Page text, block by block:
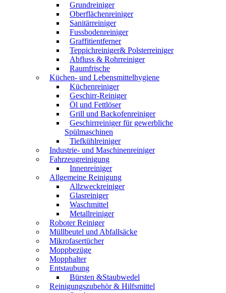
Grundreiniger
Oberflächenreiniger
Sanitärreiniger
Fussbodenreiniger
Graffitientferner
Teppichreiniger& Polsterreiniger
Abfluss & Rohrreiniger
Raumfrische
Küchen- und Lebensmittelhygiene
Küchenreiniger
Geschirr-Reiniger
Öl und Fettlöser
Grill und Backofenreiniger
Geschirrreiniger für gewerbliche
Spülmaschinen
Tiefkühlreiniger
Industrie- und Maschinenreiniger
Fahrzeugreinigung
Innenreiniger
Allgemeine Reinigung
Allzweckreiniger
Glasreiniger
Waschmittel
Metallreiniger
Roboter Reiniger
Müllbeutel und Abfallsäcke
Mikrofasertücher
Moppbezüge
Mopphalter
Entstaubung
Bürsten &Staubwedel
Reinigungszubehör & Hilfsmittel